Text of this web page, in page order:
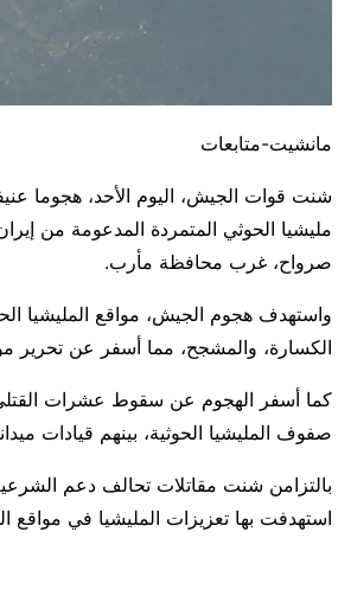
مانشيت-متابعات
شنت قوات الجيش، اليوم الأحد، هجوما
مليشيا الحوثي المتمردة المدعومة من
صرواح، غرب محافظة مأرب.
واستهدف هجوم الجيش، مواقع المليشيا
الكسارة، والمشجح، مما أسفر عن تحرير
كما أسفر الهجوم عن سقوط عشرات
صفوف المليشيا الحوثية، بينهم قيادات
بالتزامن شنت مقاتلات تحالف دعم
استهدفت بها تعزيزات المليشيا في مواقع